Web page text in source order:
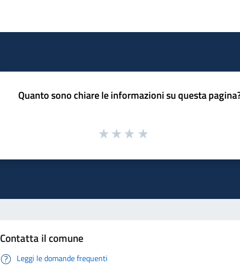
Quanto sono chiare le informazioni su questa
Contatta il comune
Leggi le domande frequenti